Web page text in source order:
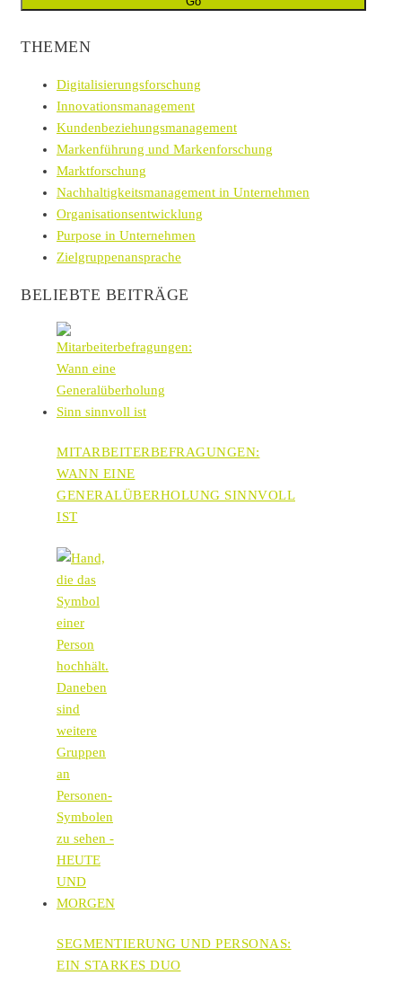
THEMEN
Digitalisierungsforschung
Innovationsmanagement
Kundenbeziehungsmanagement
Markenführung und Markenforschung
Marktforschung
Nachhaltigkeitsmanagement in Unternehmen
Organisationsentwicklung
Purpose in Unternehmen
Zielgruppenansprache
BELIEBTE BEITRÄGE
MITARBEITERBEFRAGUNGEN:
WANN EINE
GENERALÜBERHOLUNG SINNVOLL
IST
SEGMENTIERUNG UND PERSONAS:
EIN STARKES DUO